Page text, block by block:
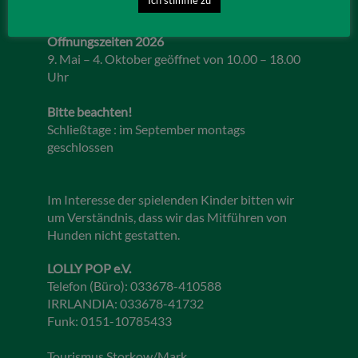
Öffnungszeiten 2026
9. Mai – 4. Oktober geöffnet von 10.00 – 18.00
Uhr
Bitte beachten!
Schließtage : im September montags
geschlossen
Im Interesse der spielenden Kinder bitten wir
um Verständnis, dass wir das Mitführen von
Hunden nicht gestatten.
LOLLY POP e.V.
Telefon (Büro): 033678-410588
IRRLANDIA: 033678-41732
Funk: 0151-10785433